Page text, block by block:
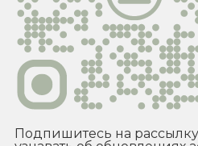
Подпишитесь на